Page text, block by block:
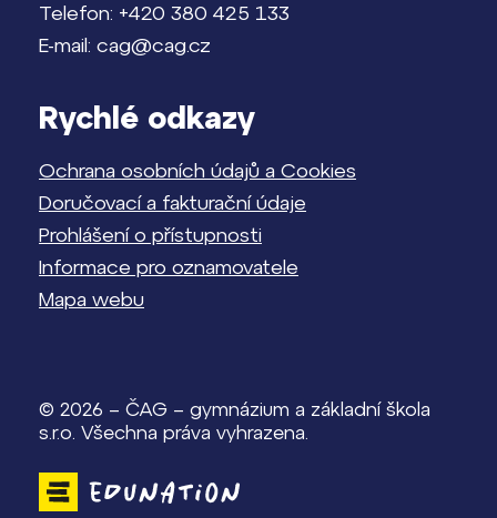
Telefon: +420 380 425 133
E-mail: cag@cag.cz
Rychlé odkazy
Ochrana osobních údajů a Cookies
Doručovací a fakturační údaje
Prohlášení o přístupnosti
Informace pro oznamovatele
Mapa webu
© 2026 – ČAG – gymnázium a základní škola
s.r.o. Všechna práva vyhrazena.